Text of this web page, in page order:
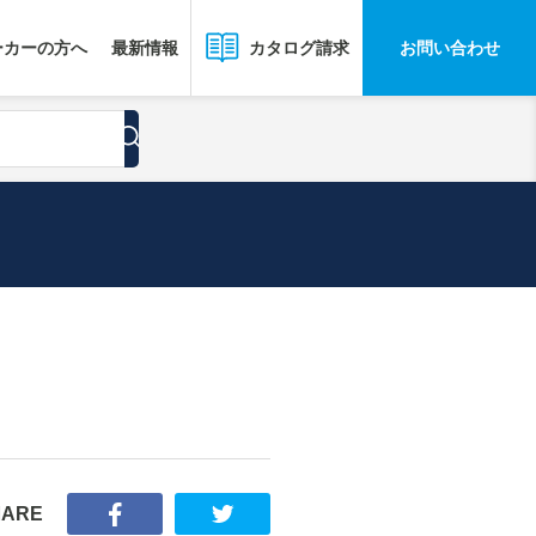
ーの方へ 最新情報 カタログ請求 お問い合わせ